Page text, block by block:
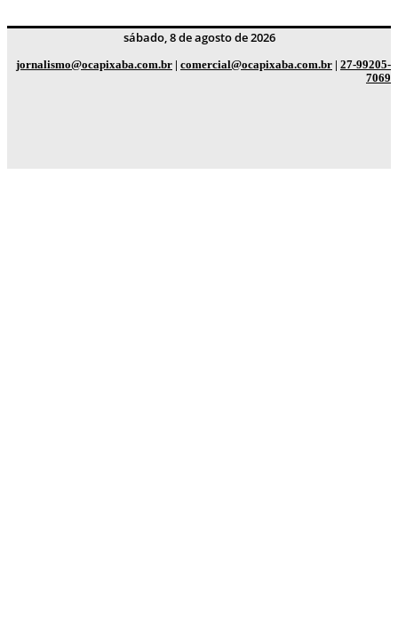
sábado, 8 de agosto de 2026
jornalismo@ocapixaba.com.br | comercial@ocapixaba.com.br | 27-99205-
7069